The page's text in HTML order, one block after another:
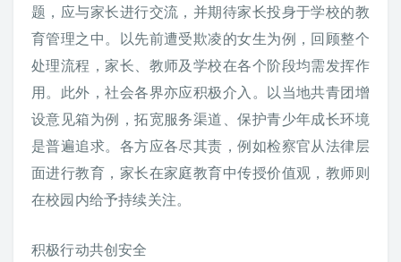
题，应与家长进行交流，并期待家长投身于学校的教
育管理之中。以先前遭受欺凌的女生为例，回顾整个
处理流程，家长、教师及学校在各个阶段均需发挥作
用。此外，社会各界亦应积极介入。以当地共青团增
设意见箱为例，拓宽服务渠道、保护青少年成长环境
是普遍追求。各方应各尽其责，例如检察官从法律层
面进行教育，家长在家庭教育中传授价值观，教师则
在校园内给予持续关注。
积极行动共创安全